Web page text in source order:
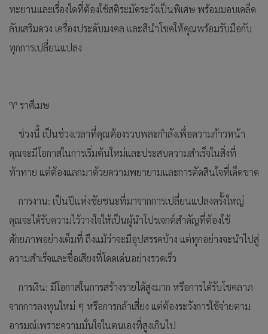
ทะยานและเรื่องใดที่ต้องใช้สติระมัดระวังเป็นพิเศษ พร้อมมอบเคล็ด
ลับเสริมดวง เครื่องประดับมงคล และสีนำโชคให้คุณพร้อมรับมือกับ
ทุกการเปลี่ยนแปลง
♈ ราศีเมษ
ช่วงนี้ เป็นช่วงเวลาที่คุณต้องรวบพละกำลังเพื่อความก้าวหน้า
คุณจะมีโอกาสในการเริ่มต้นใหม่และประสบความสำเร็จในสิ่งที่
ท้าทาย แต่ต้องแลกมาด้วยความพยายามและการตัดสินใจที่เด็ดขาด
การงาน: เป็นปีแห่งชัยชนะที่มาจากการเปลี่ยนแปลงครั้งใหญ่
คุณจะได้รับความไว้วางใจให้เป็นผู้นำโปรเจกต์สำคัญที่ต้องใช้
ศักยภาพอย่างเต็มที่ ถึงแม้ว่าจะมีอุปสรรคบ้าง แต่ทุกอย่างจะนำไปสู่
ความสำเร็จและชื่อเสียงที่โดดเด่นอย่างรวดเร็ว
การเงิน: มีโอกาสในการสร้างรายได้สูงมาก หรือการได้รับโชคลาภ
จากการลงทุนใหม่ ๆ หรือการกล้าเสี่ยง แต่ต้องระวังการใช้จ่ายตาม
อารมณ์เพราะความมั่นใจในตนเองที่สูงเกินไป